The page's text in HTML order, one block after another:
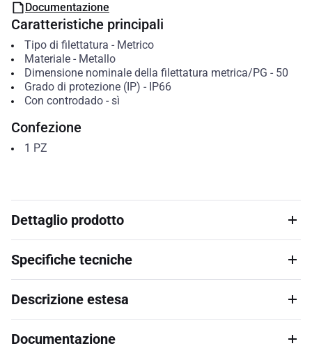
Documentazione
Caratteristiche principali
Tipo di filettatura - Metrico
Materiale- Metallo
Dimensione nominale della filettatura metrica/PG - 50
Grado di protezione (IP) - IP66
Con controdado- sì
Confezione
1 PZ
Dettaglio prodotto
Specifiche tecniche
Descrizione estesa
Documentazione